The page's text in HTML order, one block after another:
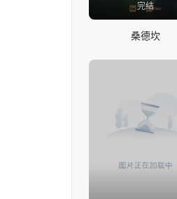
完结
桑德坎